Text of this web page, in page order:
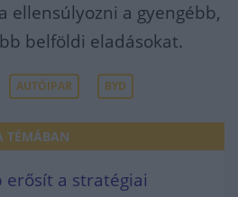
ellensúlyozni a gyengébb,
belföldi eladásokat.
AUTÓIPAR BYD
TÉMÁBAN
erősít a stratégiai